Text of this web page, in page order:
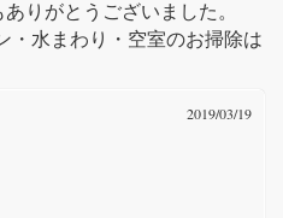
りがとうございました。
・水まわり・空室のお掃除は
2019/03/19